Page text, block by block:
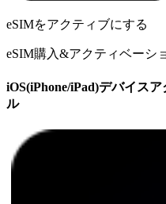
eSIMをアクティブにする
eSIM購入&アクティベーシ
iOS(iPhone/iPad)デバイス
ル